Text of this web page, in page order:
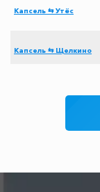
Капсель ⇆ Утёс
Капсель ⇆ Щелкино